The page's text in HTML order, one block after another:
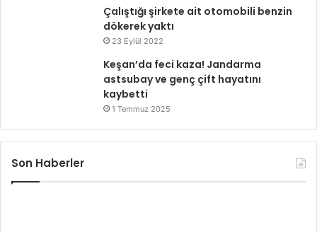
Çalıştığı şirkete ait otomobili benzin
dökerek yaktı
23 Eylül 2022
Keşan’da feci kaza! Jandarma
astsubay ve genç çift hayatını
kaybetti
1 Temmuz 2025
Son Haberler